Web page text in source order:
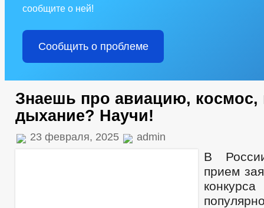
сообщите о ней!
Сообщить о проблеме
Знаешь про авиацию,
дыхание? Научи!
23 февраля, 2025 admin
В
прием